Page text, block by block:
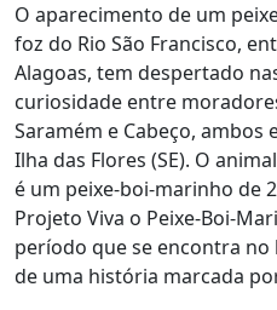
O aparecimento de um
foz do Rio São Francisco,
Alagoas, tem despertado
curiosidade entre
Saramém e Cabeço, ambos
Ilha das Flores (SE). O
é um peixe-boi-marinho de
Projeto Viva o Peixe-Boi-
período que se encontra
de uma história marcada